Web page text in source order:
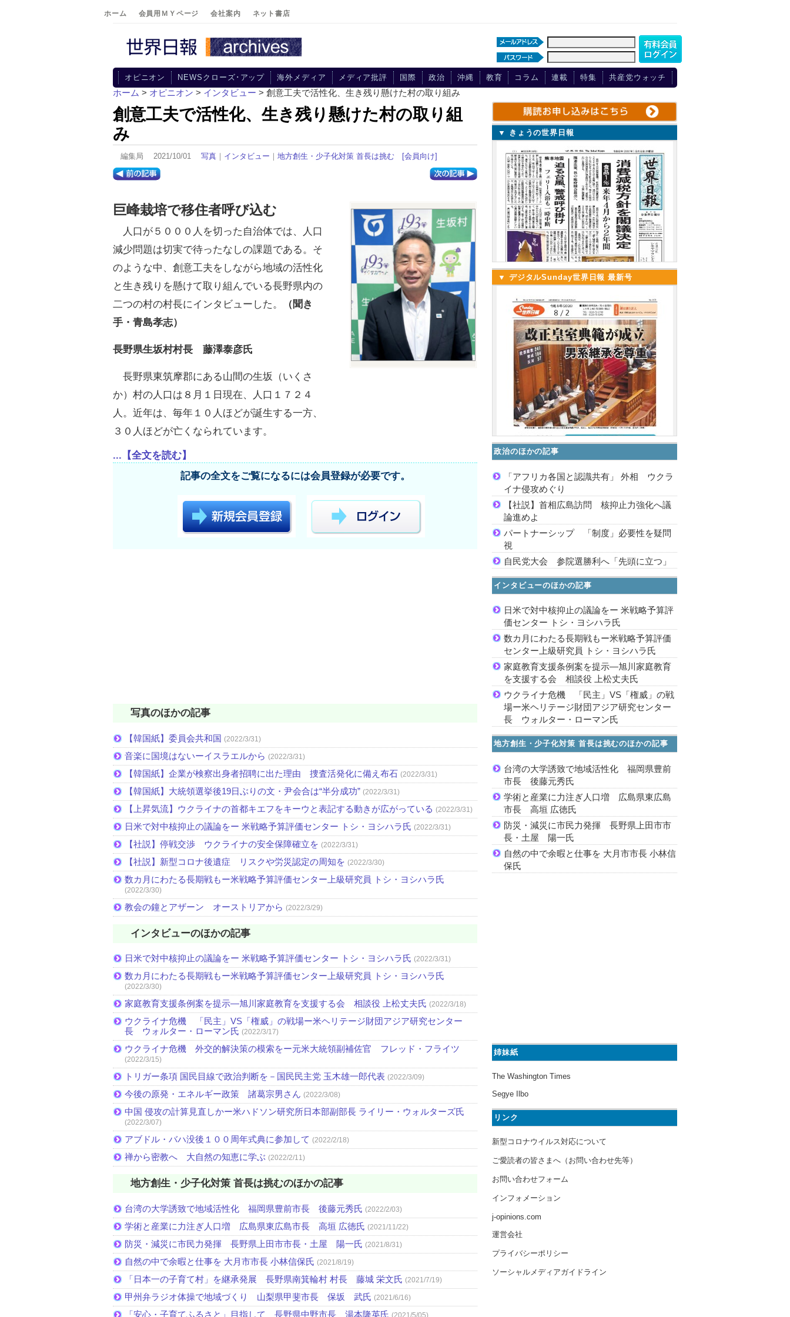
ホーム 会員用ＭＹページ 会社案内 ネット書店
オピニオン NEWSクローズ･アップ 海外メディア メディア批評 国際 政治 沖縄 教育 コラム 連載 特集 共産党ウォッチ
ホーム > オピニオン > インタビュー > 創意工夫で活性化、生き残り懸けた村の取り組み
創意工夫で活性化、生き残り懸けた村の取り組
み
編集局 2021/10/01 写真 ｜ インタビュー ｜ 地方創生・少子化対策 首長は挑む [会員向け]
巨峰栽培で移住者呼び込む
人口が５０００人を切った自治体では、人口
減少問題は切実で待ったなしの課題である。そ
のような中、創意工夫をしながら地域の活性化
と生き残りを懸けて取り組んでいる長野県内の
二つの村の村長にインタビューした。
（聞き
手・青島孝志）
長野県生坂村村長 藤澤泰彦氏
長野県東筑摩郡にある山間の生坂（いくさ
か）村の人口は８月１日現在、人口１７２４
人。近年は、毎年１０人ほどが誕生する一方、
３０人ほどが亡くなられています。
...【全文を読む】
記事の全文をご覧になるには会員登録が必要です。
写真のほかの記事
【韓国紙】委員会共和国 (2022/3/31)
音楽に国境はないーイスラエルから (2022/3/31)
【韓国紙】企業が検察出身者招聘に出た理由 捜査活発化に備え布石 (2022/3/31)
【韓国紙】大統領選挙後19日ぶりの文・尹会合は“半分成功” (2022/3/31)
【上昇気流】ウクライナの首都キエフをキーウと表記する動きが広がっている (2022/3/31)
日米で対中核抑止の議論をー 米戦略予算評価センター トシ・ヨシハラ氏 (2022/3/31)
【社説】停戦交渉 ウクライナの安全保障確立を (2022/3/31)
【社説】新型コロナ後遺症 リスクや労災認定の周知を (2022/3/30)
数カ月にわたる長期戦もー米戦略予算評価センター上級研究員 トシ・ヨシハラ氏
(2022/3/30)
教会の鐘とアザーン オーストリアから (2022/3/29)
インタビューのほかの記事
日米で対中核抑止の議論をー 米戦略予算評価センター トシ・ヨシハラ氏 (2022/3/31)
数カ月にわたる長期戦もー米戦略予算評価センター上級研究員 トシ・ヨシハラ氏
(2022/3/30)
家庭教育支援条例案を提示―旭川家庭教育を支援する会 相談役 上松丈夫氏 (2022/3/18)
ウクライナ危機 「民主」VS「権威」の戦場ー米ヘリテージ財団アジア研究センター
長 ウォルター・ローマン氏 (2022/3/17)
ウクライナ危機 外交的解決策の模索をー元米大統領副補佐官 フレッド・フライツ
(2022/3/15)
トリガー条項 国民目線で政治判断を－国民民主党 玉木雄一郎代表 (2022/3/09)
今後の原発・エネルギー政策 諸葛宗男さん (2022/3/08)
中国 侵攻の計算見直しかー米ハドソン研究所日本部副部長 ライリー・ウォルターズ氏
(2022/3/07)
アブドル・バハ没後１００周年式典に参加して (2022/2/18)
禅から密教へ 大自然の知恵に学ぶ (2022/2/11)
地方創生・少子化対策 首長は挑むのほかの記事
台湾の大学誘致で地域活性化 福岡県豊前市長 後藤元秀氏 (2022/2/03)
学術と産業に力注ぎ人口増 広島県東広島市長 高垣 広徳氏 (2021/11/22)
防災・減災に市民力発揮 長野県上田市市長・土屋 陽一氏 (2021/8/31)
自然の中で余暇と仕事を 大月市市長 小林信保氏 (2021/8/19)
「日本一の子育て村」を継承発展 長野県南箕輪村 村長 藤城 栄文氏 (2021/7/19)
甲州弁ラジオ体操で地域づくり 山梨県甲斐市長 保坂 武氏 (2021/6/16)
「安心・子育てふるさと」目指して 長野県中野市長 湯本隆英氏 (2021/5/05)
▼ きょうの世界日報
▼ デジタルSunday世界日報 最新号
政治のほかの記事
「アフリカ各国と認識共有」 外相 ウクラ
イナ侵攻めぐり
【社説】首相広島訪問 核抑止力強化へ議
論進めよ
パートナーシップ 「制度」必要性を疑問
視
自民党大会 参院選勝利へ「先頭に立つ」
インタビューのほかの記事
日米で対中核抑止の議論をー 米戦略予算評
価センター トシ・ヨシハラ氏
数カ月にわたる長期戦もー米戦略予算評価
センター上級研究員 トシ・ヨシハラ氏
家庭教育支援条例案を提示―旭川家庭教育
を支援する会 相談役 上松丈夫氏
ウクライナ危機 「民主」VS「権威」の戦
場ー米ヘリテージ財団アジア研究センター
長 ウォルター・ローマン氏
地方創生・少子化対策 首長は挑むのほかの記事
台湾の大学誘致で地域活性化 福岡県豊前
市長 後藤元秀氏
学術と産業に力注ぎ人口増 広島県東広島
市長 高垣 広徳氏
防災・減災に市民力発揮 長野県上田市市
長・土屋 陽一氏
自然の中で余暇と仕事を 大月市市長 小林信
保氏
姉妹紙
The Washington Times
Segye Ilbo
リンク
新型コロナウイルス対応について
ご愛読者の皆さまへ（お問い合わせ先等）
お問い合わせフォーム
インフォメーション
j-opinions.com
運営会社
プライバシーポリシー
ソーシャルメディアガイドライン